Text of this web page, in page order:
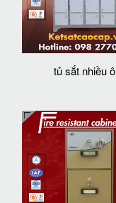
tủ sắt nhiều ô